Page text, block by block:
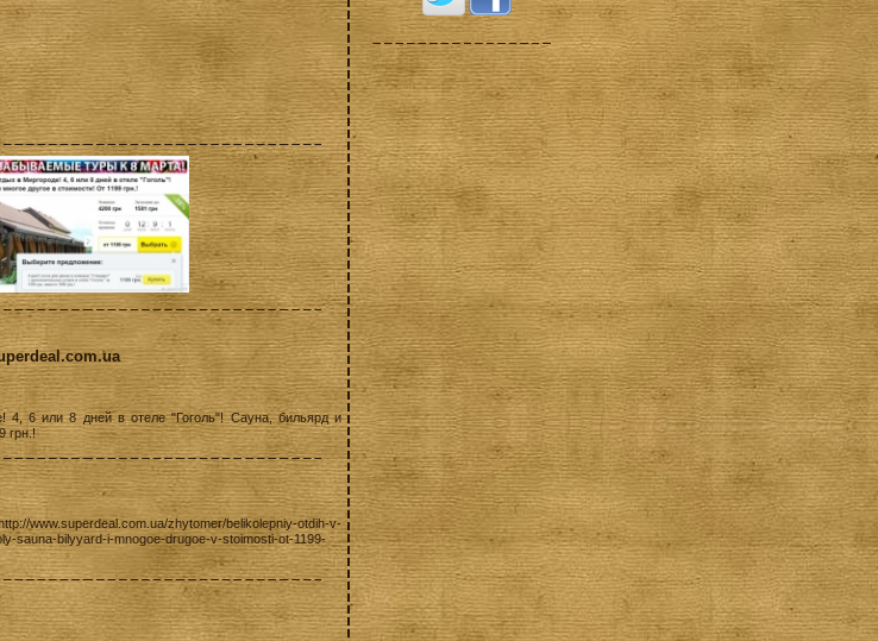
4, 6 или 8 дней в отеле "Гоголь"! Сауна, бильярд и
грн.!
www.superdeal.com.ua/zhytomer/belikolepniy-otdih-v-
sauna-bilyyard-i-mnogoe-drugoe-v-stoimosti-ot-1199-